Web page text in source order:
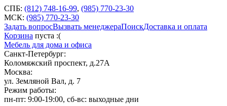
СПБ: (812) 748-16-99, (985) 770-23-30
МСК: (985) 770-23-30
Задать вопросВызвать менеджераПоискДоставка и оплата
Корзина пуста :(
Мебель для дома и офиса
Санкт-Петербург:
Коломяжский проспект, д.27А
Москва:
ул. Земляной Вал, д. 7
Режим работы:
пн-пт: 9:00-19:00, сб-вс: выходные дни